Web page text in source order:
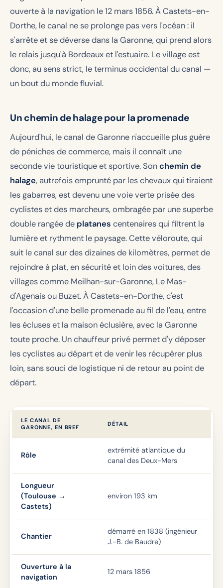
ouverte à la navigation le 12 mars 1856. À Castets-en-
Dorthe, le canal ne se prolonge pas vers l'océan : il
s'arrête et se déverse dans la Garonne, qui prend alors
le relais jusqu'à Bordeaux et l'estuaire. Le village est
donc, au sens strict, le terminus occidental du canal —
un bout du monde fluvial.
Un chemin de halage pour la promenade
Aujourd'hui, le canal de Garonne n'accueille plus guère
de péniches de commerce, mais il connaît une
seconde vie touristique et sportive. Sonchemin de
halage, autrefois emprunté par les chevaux qui tiraient
les gabarres, est devenu une voie verte prisée des
cyclistes et des marcheurs, ombragée par une superbe
double rangée de platanes centenaires qui filtrent la
lumière et rythment le paysage. Cette véloroute, qui
suit le canal sur des dizaines de kilomètres, permet de
rejoindre à plat, en sécurité et loin des voitures, des
villages comme Meilhan-sur-Garonne, Le Mas-
d'Agenais ou Buzet. À Castets-en-Dorthe, c'est
l'occasion d'une belle promenade au fil de l'eau, entre
les écluses et la maison éclusière, avec la Garonne
toute proche. Un chauffeur privé permet d'y déposer
les cyclistes au départ et de venir les récupérer plus
loin, sans souci de logistique ni de retour au point de
départ.
LE CANAL DE
GARONNE, EN BREF
DÉTAIL
Rôle
extrémité atlantique du
canal des Deux-Mers
Longueur
(Toulouse →
Castets)
environ 193 km
Chantier
démarré en 1838 (ingénieur
J.-B. de Baudre)
Ouverture à la
navigation
12 mars 1856